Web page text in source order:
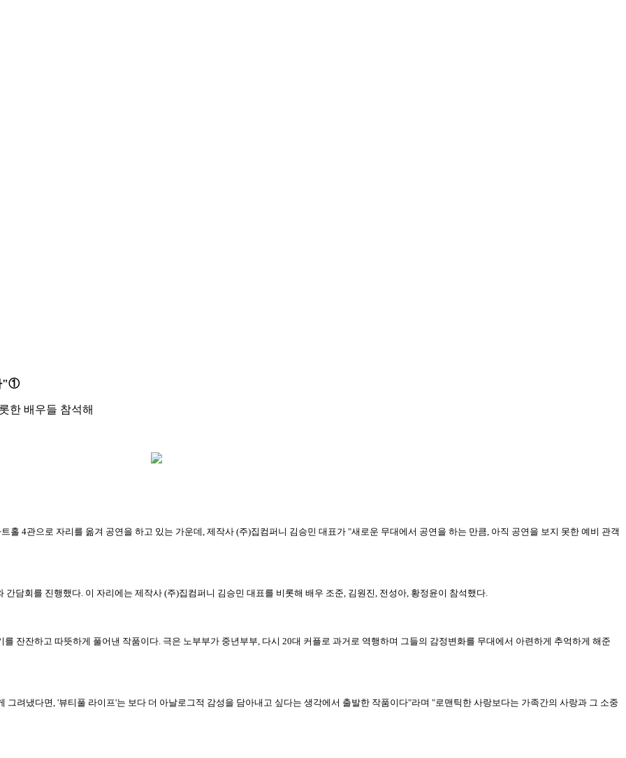
"①
한 배우들 참석해
홀 4관으로 자리를 옮겨 공연을 하고 있는 가운데, 제작사 (주)집컴퍼니 김승민 대표가 "새로운 무대에서 공연을 하는 만큼, 아직 공연을 보지 못한 예비 관객
담회를 진행했다. 이 자리에는 제작사 (주)집컴퍼니 김승민 대표를 비롯해 배우 조준, 김원진, 전성아, 황정윤이 참석했다.
잔잔하고 따뜻하게 풀어낸 작품이다. 극은 노부부가 중년부부, 다시 20대 커플로 과거로 역행하며 그들의 감정변화를 무대에서 아련하게 추억하게 해준
려냈다면, '뷰티풀 라이프'는 보다 더 아날로그적 감성을 담아내고 싶다는 생각에서 출발한 작품이다"라며 "로맨틱한 사랑보다는 가족간의 사랑과 그 소중